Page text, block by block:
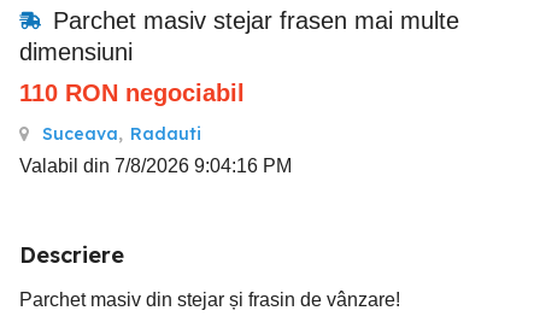
Parchet masiv stejar frasen mai multe
dimensiuni
110 RON negociabil
Suceava, Radauti
Valabil din 7/8/2026 9:04:16 PM
Descriere
Parchet masiv din stejar și frasin de vânzare!